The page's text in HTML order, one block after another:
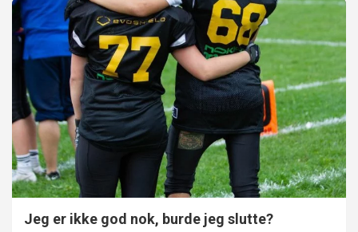
Jeg er ikke god nok, burde jeg slutte?